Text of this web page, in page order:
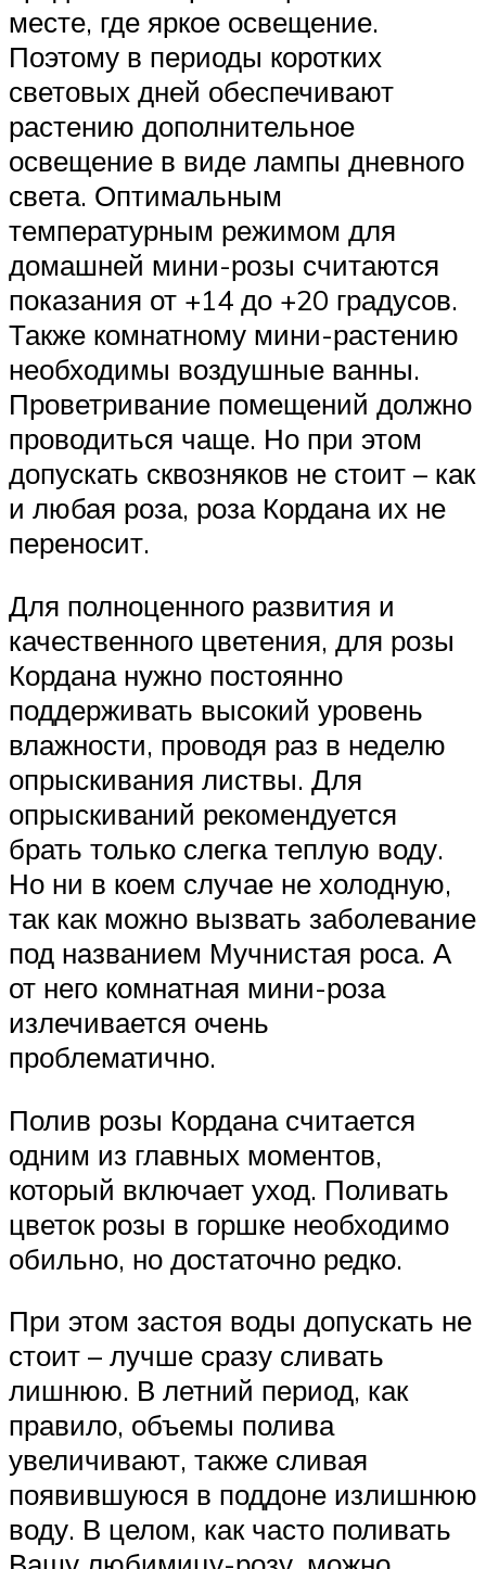
месте, где яркое освещение.
Поэтому в периоды коротких
световых дней обеспечивают
растению дополнительное
освещение в виде лампы дневного
света. Оптимальным
температурным режимом для
домашней мини-розы считаются
показания от +14 до +20 градусов.
Также комнатному мини-растению
необходимы воздушные ванны.
Проветривание помещений должно
проводиться чаще. Но при этом
допускать сквозняков не стоит – как
и любая роза, роза Кордана их не
переносит.
Для полноценного развития и
качественного цветения, для розы
Кордана нужно постоянно
поддерживать высокий уровень
влажности, проводя раз в неделю
опрыскивания листвы. Для
опрыскиваний рекомендуется
брать только слегка теплую воду.
Но ни в коем случае не холодную,
так как можно вызвать заболевание
под названием Мучнистая роса. А
от него комнатная мини-роза
излечивается очень
проблематично.
Полив розы Кордана считается
одним из главных моментов,
который включает уход. Поливать
цветок розы в горшке необходимо
обильно, но достаточно редко.
При этом застоя воды допускать не
стоит – лучше сразу сливать
лишнюю. В летний период, как
правило, объемы полива
увеличивают, также сливая
появившуюся в поддоне излишнюю
воду. В целом, как часто поливать